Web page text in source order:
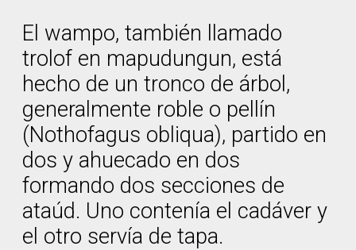
El wampo, también llamado
trolof en mapudungun, está
hecho de un tronco de árbol,
generalmente roble o pellín
(Nothofagus obliqua), partido en
dos y ahuecado en dos
formando dos secciones de
ataúd. Uno contenía el cadáver y
el otro servía de tapa.